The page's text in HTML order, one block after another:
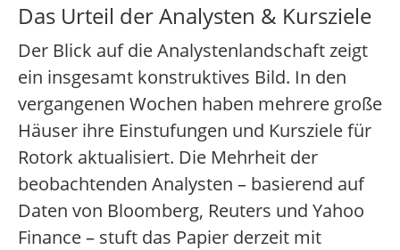
Das Urteil der Analysten & Kursziele
Der Blick auf die Analystenlandschaft zeigt
ein insgesamt konstruktives Bild. In den
vergangenen Wochen haben mehrere große
Häuser ihre Einstufungen und Kursziele für
Rotork aktualisiert. Die Mehrheit der
beobachtenden Analysten – basierend auf
Daten von Bloomberg, Reuters und Yahoo
Finance – stuft das Papier derzeit mit